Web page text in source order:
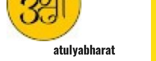
atulyabharat